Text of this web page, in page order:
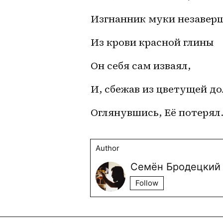
Изгнанник муки
Из крови красной глины
Он себя сам изваял,
И, сбежав из цветущей
Оглянувшись, Её потерял.
Author
Семён Бродецкий
Follow